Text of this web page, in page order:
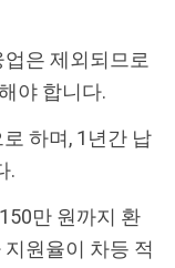
업은 제외되므로
야 합니다.
하며, 1년간 납
.
만 원까지 환
원율이 차등 적